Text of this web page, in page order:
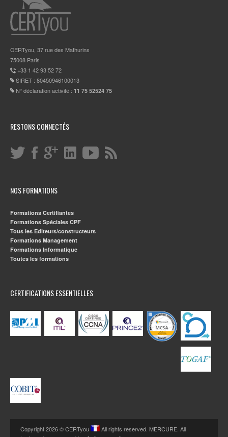
CERTyou, 37 rue des Mathurins
75008 Paris
+33 1 42 93 52 72
SIRET : 80450946100013
N° déclaration activité : 11 75 52524 75
RESTONS CONNECTÉS
NOS FORMATIONS
Formations Certifiantes
Formations Spéciales CPF
Tous les Editeurs/constructeurs
Formations Management
Formations Informatique
Toutes les formations
CERTIFICATIONS ESSENTIELLES
Copyright 2026 © CERTyou
All rights reserved. MERCURE. All